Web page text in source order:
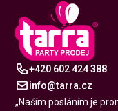
+420 602 424 388
info@tarra.cz
„Naším posláním je